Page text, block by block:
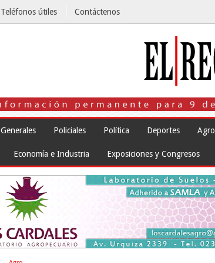
Teléfonos útiles Contáctenos
Generales Policiales Política Deportes Agro
Economía e Industria Exposiciones y Congresos